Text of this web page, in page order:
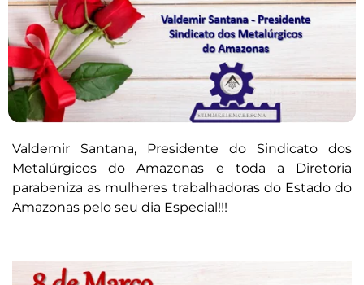
Valdemir Santana, Presidente do Sindicato dos
Metalúrgicos do Amazonas e toda a Diretoria
parabeniza as mulheres trabalhadoras do Estado do
Amazonas pelo seu dia Especial!!!